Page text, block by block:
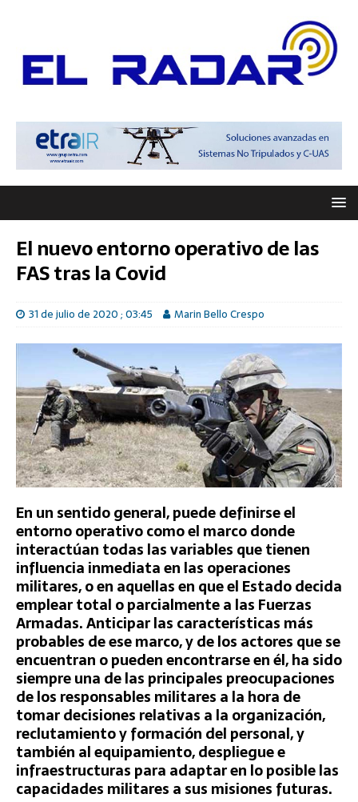
El nuevo entorno operativo de las
FAS tras la Covid
31 de julio de 2020 ; 03:45 Marin Bello Crespo
En un sentido general, puede definirse el
entorno operativo como el marco donde
interactúan todas las variables que tienen
influencia inmediata en las operaciones
militares, o en aquellas en que el Estado decida
emplear total o parcialmente a las Fuerzas
Armadas. Anticipar las características más
probables de ese marco, y de los actores que se
encuentran o pueden encontrarse en él, ha sido
siempre una de las principales preocupaciones
de los responsables militares a la hora de
tomar decisiones relativas a la organización,
reclutamiento y formación del personal, y
también al equipamiento, despliegue e
infraestructuras para adaptar en lo posible las
capacidades militares a sus misiones futuras.